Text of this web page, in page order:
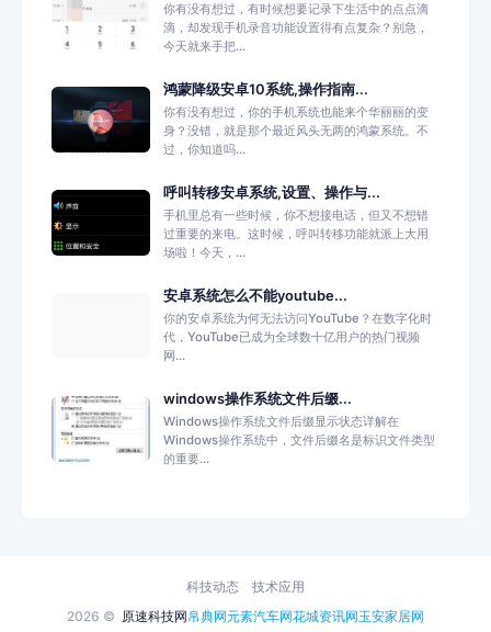
你有没有想过，有时候想要记录下生活中的点点滴
滴，却发现手机录音功能设置得有点复杂？别急，
今天就来手把...
鸿蒙降级安卓10系统,操作指南...
你有没有想过，你的手机系统也能来个华丽丽的变
身？没错，就是那个最近风头无两的鸿蒙系统。不
过，你知道吗...
呼叫转移安卓系统,设置、操作与...
手机里总有一些时候，你不想接电话，但又不想错
过重要的来电。这时候，呼叫转移功能就派上大用
场啦！今天，...
安卓系统怎么不能youtube...
你的安卓系统为何无法访问YouTube？在数字化时
代，YouTube已成为全球数十亿用户的热门视频
网...
windows操作系统文件后缀...
Windows操作系统文件后缀显示状态详解在
Windows操作系统中，文件后缀名是标识文件类型
的重要...
2026 © 原速科技网帛典网元素汽车网花城资讯网玉安家居网
科技动态 技术应用